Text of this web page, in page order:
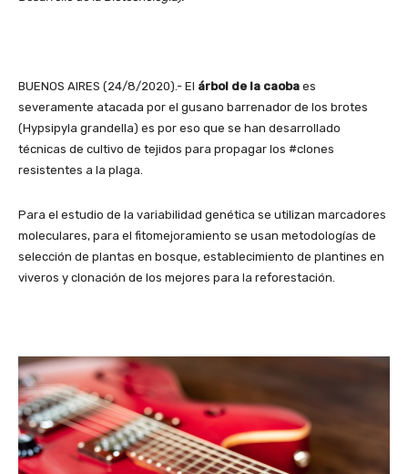
BUENOS AIRES (24/8/2020).- El árbol de la caoba es
severamente atacada por el gusano barrenador de los brotes
(Hypsipyla grandella) es por eso que se han desarrollado
técnicas de cultivo de tejidos para propagar los #clones
resistentes a la plaga.
Para el estudio de la variabilidad genética se utilizan marcadores
moleculares, para el fitomejoramiento se usan metodologías de
selección de plantas en bosque, establecimiento de plantines en
viveros y clonación de los mejores para la reforestación.